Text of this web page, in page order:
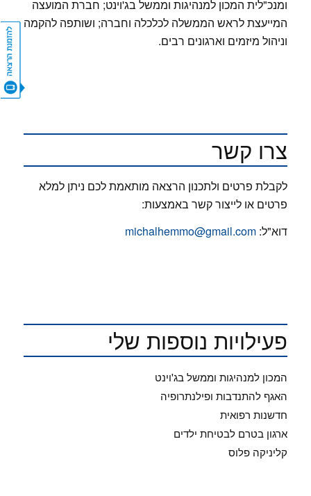
ומנכ"לית המכון למנהיגות וממשל בג'וינט; חברת המועצה
המייעצת לראש הממשלה לכלכלה וחברה; ושותפה להקמה
וניהול מיזמים וארגונים רבים.
צרו קשר
לקבלת פרטים ולתכנון הרצאה מותאמת לכם ניתן למלא
פרטים או לייצור קשר באמצעות:
דוא"ל: michalhemmo@gmail.com
פעילויות נוספות שלי
המכון למנהיגות וממשל בג'וינט
האגף להתנדבות ופילנתרופיה
חדשנות רפואית
ארגון בטרם לבטיחת ילדים
קליניקה פלוס
CONTACT US